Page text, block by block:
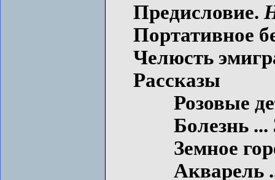
Предисловие.
Портативное
Челюсть
Рассказы
Розовые
Болезнь ...
Земное
Акварель